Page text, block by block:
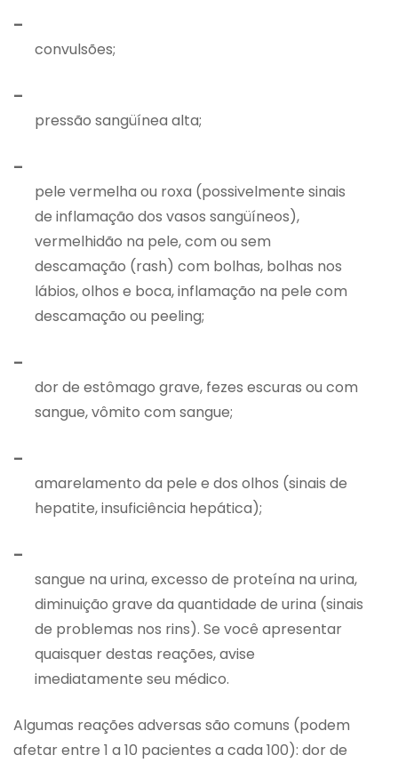
–
convulsões;
–
pressão sangüínea alta;
–
pele vermelha ou roxa (possivelmente sinais
de inflamação dos vasos sangüíneos),
vermelhidão na pele, com ou sem
descamação (rash) com bolhas, bolhas nos
lábios, olhos e boca, inflamação na pele com
descamação ou peeling;
–
dor de estômago grave, fezes escuras ou com
sangue, vômito com sangue;
–
amarelamento da pele e dos olhos (sinais de
hepatite, insuficiência hepática);
–
sangue na urina, excesso de proteína na urina,
diminuição grave da quantidade de urina (sinais
de problemas nos rins). Se você apresentar
quaisquer destas reações, avise
imediatamente seu médico.
Algumas reações adversas são comuns (podem
afetar entre 1 a 10 pacientes a cada 100): dor de